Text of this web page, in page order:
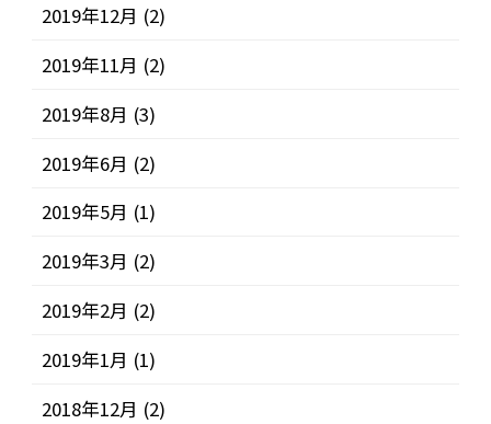
2019年12月 (2)
2019年11月 (2)
2019年8月 (3)
2019年6月 (2)
2019年5月 (1)
2019年3月 (2)
2019年2月 (2)
2019年1月 (1)
2018年12月 (2)